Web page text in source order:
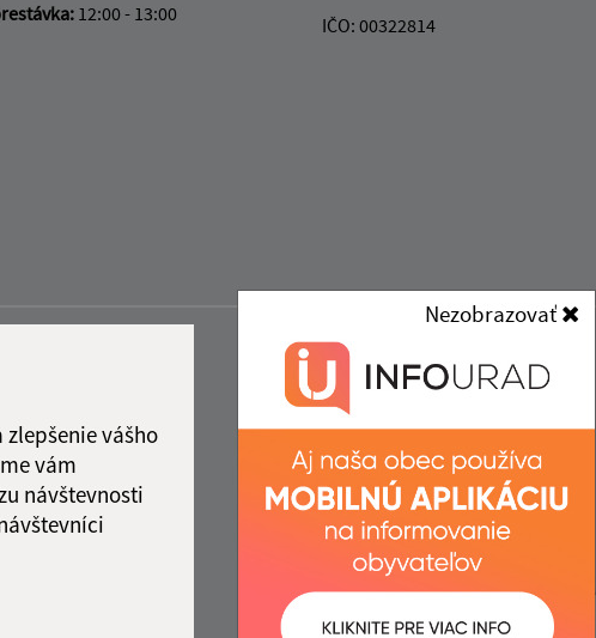
vášho
vám
návštevnosti
Nezobrazovať
12:00 - 13:00
IČO: 00322814